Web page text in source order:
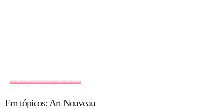
HISTÓRIA EM TÓPICOS
Em tópicos: Art Nouveau